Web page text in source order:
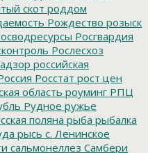
скот роддом
Рождество розыск
Росгвардия
Рослесхоз
российская
Росстат рост цен
область роуминг РПЦ
Рудное ружье
поляна рыба рыбалка
рысь с. Ленинское
сальмонеллез Самбери